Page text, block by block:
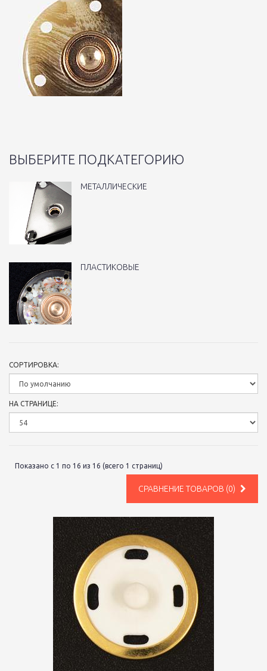
ВЫБЕРИТЕ ПОДКАТЕГОРИЮ
МЕТАЛЛИЧЕСКИЕ
ПЛАСТИКОВЫЕ
СОРТИРОВКА:
НА СТРАНИЦЕ:
Показано с 1 по 16 из 16 (всего 1 страниц)
СРАВНЕНИЕ ТОВАРОВ (0)